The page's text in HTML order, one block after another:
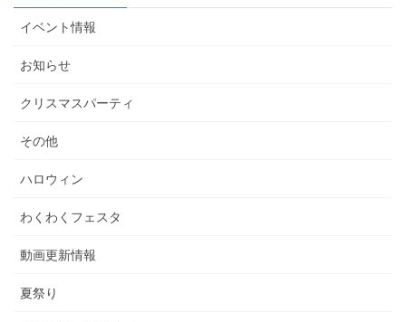
イベント情報
お知らせ
クリスマスパーティ
その他
ハロウィン
わくわくフェスタ
動画更新情報
夏祭り